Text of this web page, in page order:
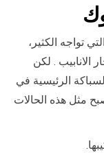
تواجه الكثير،
الانابيب . لكن
الرئيسية في
مثل هذه الحالات